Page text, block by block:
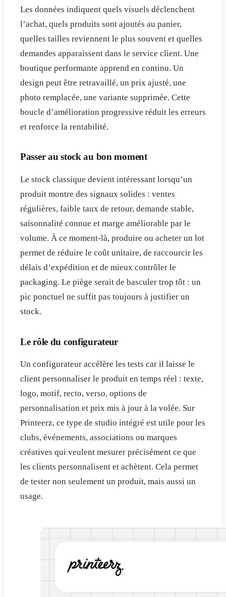
Les données indiquent quels visuels déclenchent
l’achat, quels produits sont ajoutés au panier,
quelles tailles reviennent le plus souvent et quelles
demandes apparaissent dans le service client. Une
boutique performante apprend en continu. Un
design peut être retravaillé, un prix ajusté, une
photo remplacée, une variante supprimée. Cette
boucle d’amélioration progressive réduit les erreurs
et renforce la rentabilité.
Passer au stock au bon moment
Le stock classique devient intéressant lorsqu’un
produit montre des signaux solides : ventes
régulières, faible taux de retour, demande stable,
saisonnalité connue et marge améliorable par le
volume. À ce moment-là, produire ou acheter un lot
permet de réduire le coût unitaire, de raccourcir les
délais d’expédition et de mieux contrôler le
packaging. Le piège serait de basculer trop tôt : un
pic ponctuel ne suffit pas toujours à justifier un
stock.
Le rôle du configurateur
Un configurateur accélère les tests car il laisse le
client personnaliser le produit en temps réel : texte,
logo, motif, recto, verso, options de
personnalisation et prix mis à jour à la volée. Sur
Printeerz, ce type de studio intégré est utile pour les
clubs, événements, associations ou marques
créatives qui veulent mesurer précisément ce que
les clients personnalisent et achètent. Cela permet
de tester non seulement un produit, mais aussi un
usage.